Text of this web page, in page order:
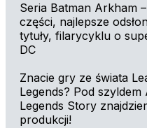
Seria Batman Arkham
części, najlepsze
tytuły, filarycyklu o
DC
Znacie gry ze świata
Legends? Pod szyldem
Legends Story
produkcji!